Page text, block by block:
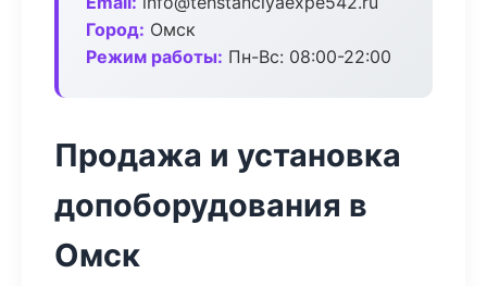
Город: Омск
Режим работы: Пн-Вс: 08:00-22:00
Продажа и установка
допоборудования в
Омск